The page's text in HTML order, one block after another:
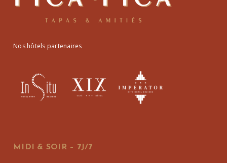
Nos hôtels partenaires
MIDI & SOIR – 7J/7